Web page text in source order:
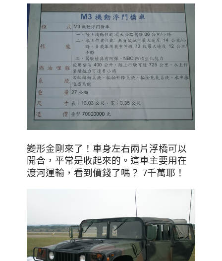
變形金剛來了 ！車身左右兩片浮橋可以
開合 ，平常是收起來的 。這車主要用在
渡河運輸 ，看到價錢了嗎 ？ 7千萬耶 ！